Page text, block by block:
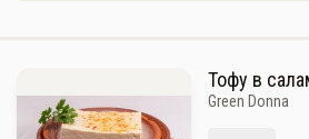
Тофу в
Green Donna